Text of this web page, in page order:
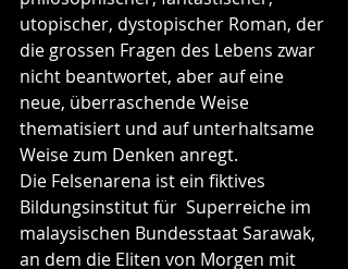
utopischer, dystopischer Roman, der
die grossen Fragen des Lebens zwar
nicht beantwortet, aber auf eine
neue, überraschende Weise
thematisiert und auf unterhaltsame
Weise zum Denken anregt.
Die Felsenarena ist ein fiktives
Bildungsinstitut für  Superreiche im
malaysischen Bundesstaat Sarawak,
an dem die Eliten von Morgen mit